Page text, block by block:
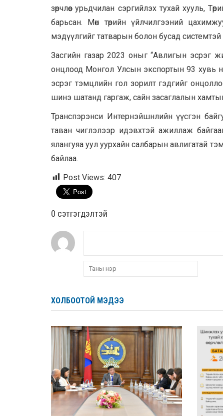
зөрчлөөс урьдчилан сэргийлэх тухай хууль,
барьсан. Мөн төрийн үйлчилгээний
мэдүүлгийг татварын болон бусад
Засгийн газар 2023 оныг “Авлигын эсрэг
онцлоод Монгол Улсын экспортын 93 хувь
эсрэг тэмцлийн гол зорилт гэдгийг
шинэ шатанд гаргаж, сайн засаглалын
Транспэрэнси Интернэйшнлийн үүсгэн
таван чиглэлээр идэвхтэй ажиллаж
ялангуяа уул уурхайн салбарын авлигатай
байлаа.
Post Views: 407
0 cэтгэгдэлтэй
ХОЛБООТОЙ МЭДЭЭ